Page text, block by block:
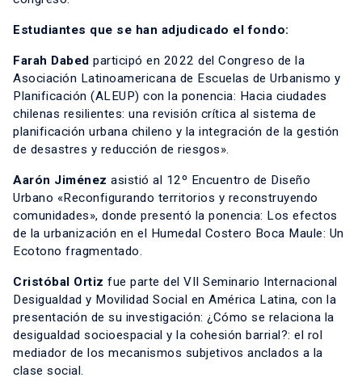
Estudiantes que se han adjudicado el fondo:
Farah Dabed participó en 2022 del Congreso de la
Asociación Latinoamericana de Escuelas de Urbanismo y
Planificación (ALEUP) con la ponencia: Hacia ciudades
chilenas resilientes: una revisión crítica al sistema de
planificación urbana chileno y la integración de la gestión
de desastres y reducción de riesgos».
Aarón Jiménez asistió al 12º Encuentro de Diseño
Urbano «Reconfigurando territorios y reconstruyendo
comunidades», donde presentó la ponencia: Los efectos
de la urbanización en el Humedal Costero Boca Maule: Un
Ecotono fragmentado.
Cristóbal Ortiz fue parte del VII Seminario Internacional
Desigualdad y Movilidad Social en América Latina, con la
presentación de su investigación: ¿Cómo se relaciona la
desigualdad socioespacial y la cohesión barrial?: el rol
mediador de los mecanismos subjetivos anclados a la
clase social.